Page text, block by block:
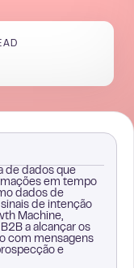
de dados que
em tempo
dados de
de intenção
Machine,
a alcançar os
com mensagens
e